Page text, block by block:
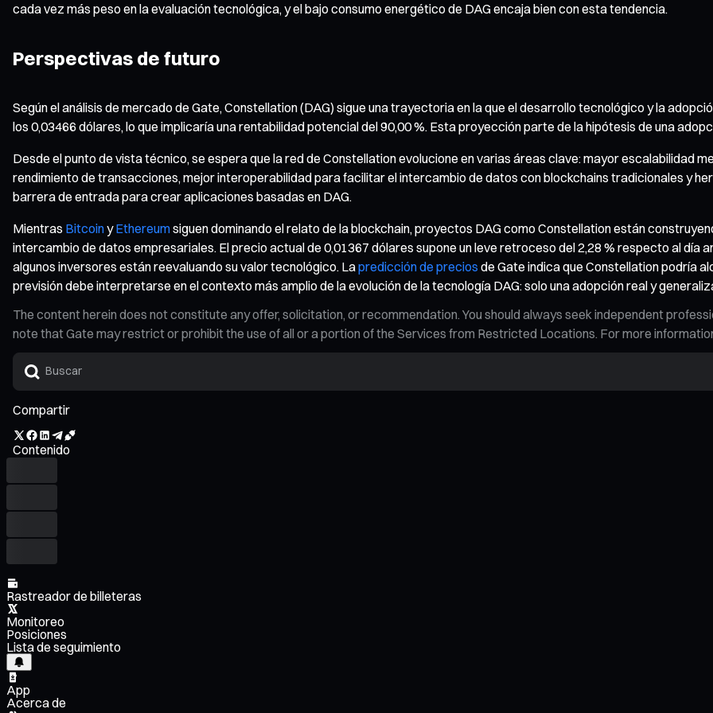
cada vez más peso en la evaluación tecnológica, y el bajo consumo energético de DAG encaja bien con esta tendencia.
Perspectivas de futuro
Según el análisis de mercado de Gate, Constellation (DAG) sigue una trayectoria en la que el desarrollo tecnológico y la
los 0,03466 dólares, lo que implicaría una rentabilidad potencial del 90,00 %. Esta proyección parte de la hipótesis de una
Desde el punto de vista técnico, se espera que la red de Constellation evolucione en varias áreas clave: mayor escalabilidad
rendimiento de transacciones, mejor interoperabilidad para facilitar el intercambio de datos con blockchains tradicionales y
barrera de entrada para crear aplicaciones basadas en DAG.
Mientras BitcoinyEthereumsiguen dominando el relato de la blockchain, proyectos DAG como Constellation están
intercambio de datos empresariales. El precio actual de 0,01367 dólares supone un leve retroceso del 2,28 % respecto al día
algunos inversores están reevaluando su valor tecnológico. Lapredicción de precios de Gate indica que Constellation podría
previsión debe interpretarse en el contexto más amplio de la evolución de la tecnología DAG: solo una adopción real y
The content herein does not constitute any offer, solicitation, or recommendation. You should always seek independent
note that Gate may restrict or prohibit the use of all or a portion of the Services from Restricted Locations. For more
Compartir
Contenido
Rastreador de billeteras
Monitoreo
Posiciones
Lista de seguimiento
App
Acerca de